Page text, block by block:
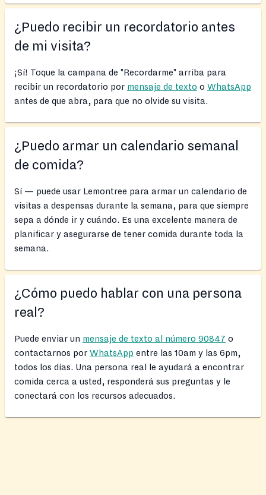
¿Puedo recibir un recordatorio antes
de mi visita?
¡Sí! Toque la campana de "Recordarme" arriba para
recibir un recordatorio por mensaje de texto o WhatsApp
antes de que abra, para que no olvide su visita.
¿Puedo armar un calendario semanal
de comida?
Sí — puede usar Lemontree para armar un calendario de
visitas a despensas durante la semana, para que siempre
sepa a dónde ir y cuándo. Es una excelente manera de
planificar y asegurarse de tener comida durante toda la
semana.
¿Cómo puedo hablar con una persona
real?
Puede enviar un mensaje de texto al número 90847 o
contactarnos por WhatsApp entre las 10am y las 6pm,
todos los días. Una persona real le ayudará a encontrar
comida cerca a usted, responderá sus preguntas y le
conectará con los recursos adecuados.